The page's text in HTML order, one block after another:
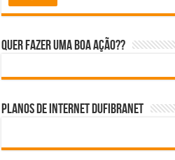
Quer fazer uma boa ação??
Planos de internet DUFIBRANET